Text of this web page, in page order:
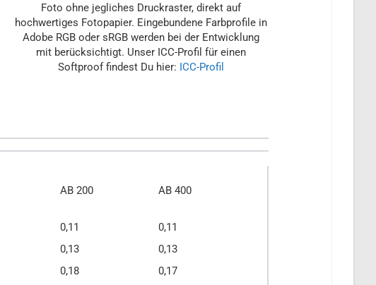
Foto ohne jegliches Druckraster, direkt auf
hochwertiges Fotopapier. Eingebundene Farbprofile in
Adobe RGB oder sRGB werden bei der Entwicklung
mit berücksichtigt. Unser ICC-Profil für einen
Softproof findest Du hier: ICC-Profil
AB 200 AB 400
0,11
0,11
0,13
0,13
0,18
0,17